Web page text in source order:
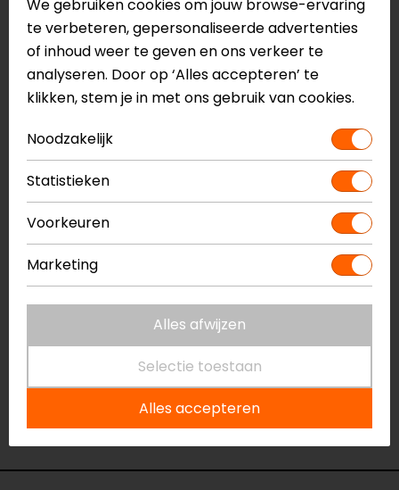
20 liter volume
Rolsluiting
Compressiebanden
Haak bevestiging
Universele uitvoering, geschikt voor elk type
Uitneembare en wasbare waterdichte witte liner
Subframe loops (4x) bijgeleverd voor montage
Drypack
Gemaakt van Cordura 500D en aluminium
Meer informatie nodig?
Heb je meer informatie nodig over dit product?
met ons op of kom langs in één
in Breda, Capelle aan den IJssel,
Eindhoven, Vianen of Apeldoorn. In de winkels kun je
het product bekijken & passen en staan onze
verkoopmedewerkers voor je klaar met advies.
Bekijk onze anderemotor zadeltassen.
We gebruiken cookies om jouw browse-ervaring
te verbeteren, gepersonaliseerde advertenties
of inhoud weer te geven en ons verkeer te
analyseren. Door op ‘Alles accepteren’ te
klikken, stem je in met ons gebruik van cookies.
Noodzakelijk
Statistieken
Voorkeuren
Marketing
Alles afwijzen
Selectie toestaan
Alles accepteren